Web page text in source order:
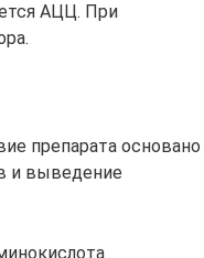
АЦЦ. При
препарата основано
и выведение